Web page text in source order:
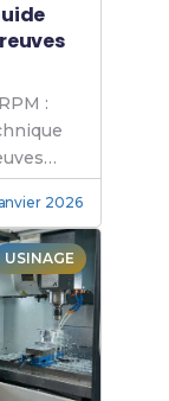
:
2026
USINAGE